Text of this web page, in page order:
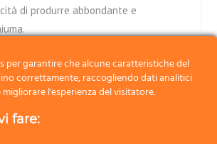
di produrre abbondante e
al 100% con accurata produzione
per il caratteristico
minuziosa selezione delle setole.
per garantire che alcune caratteristiche del
correttamente, raccogliendo dati analitici
l'esperienza del visitatore.
fare: